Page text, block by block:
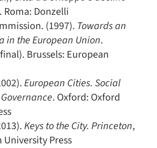
Roma: Donzelli
(1997). Towards an
in the European Union.
Brussels: European
European Cities. Social
. Oxford: Oxford
Keys to the City. Princeton,
Press